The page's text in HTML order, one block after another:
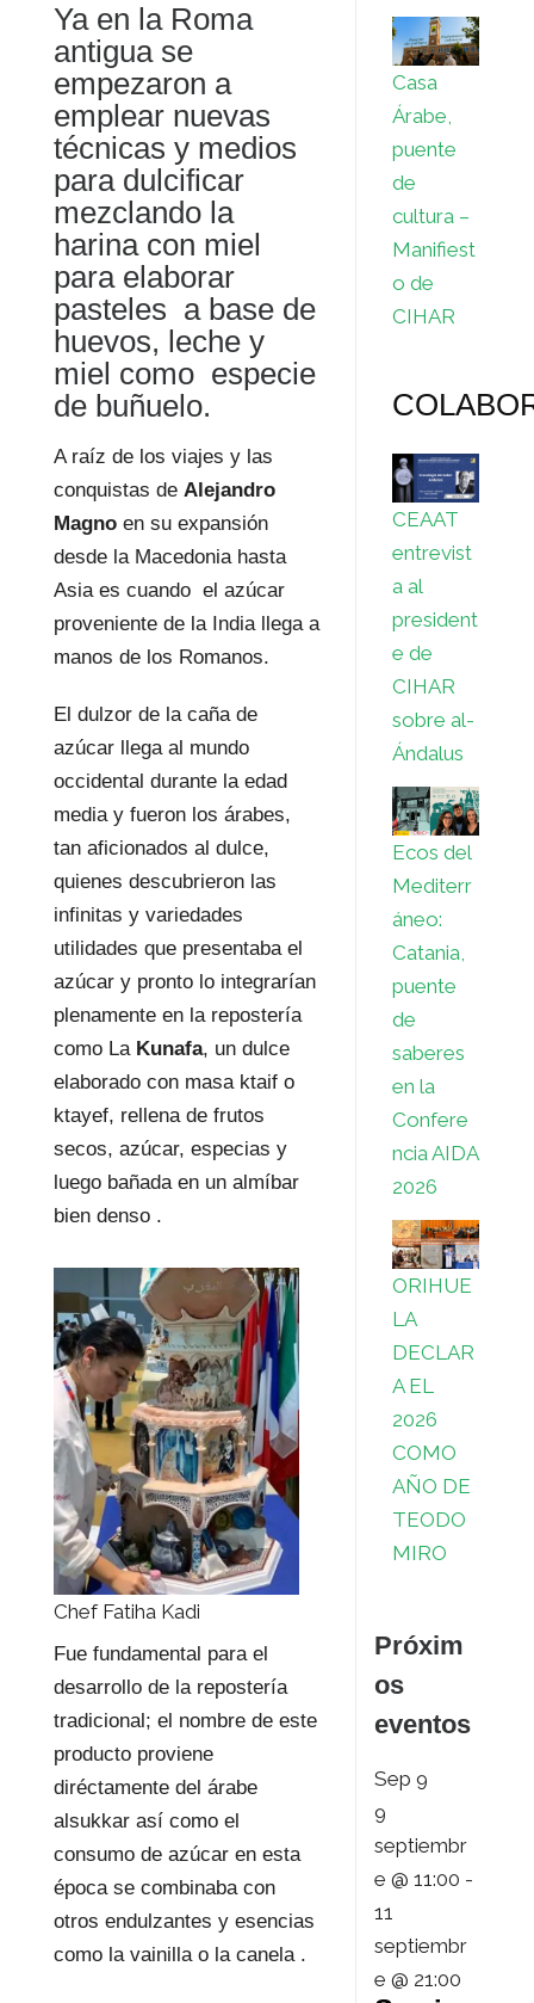
Ya en la Roma
antigua se
empezaron a
emplear nuevas
técnicas y medios
para dulcificar
mezclando la
harina con miel
para elaborar
pasteles a base de
huevos, leche y
miel como especie
de buñuelo.
A raíz de los viajes y las
conquistas de Alejandro
Magnoen su expansión
desde la Macedonia hasta
Asia es cuando el azúcar
proveniente de la India llega a
manos de los Romanos.
El dulzor de la caña de
azúcar llega al mundo
occidental durante la edad
media y fueron los árabes,
tan aficionados al dulce,
quienes descubrieron las
infinitas y variedades
utilidades que presentaba el
azúcar y pronto lo integrarían
plenamente en la repostería
como La Kunafa, un dulce
elaborado con masa ktaif o
ktayef, rellena de frutos
secos, azúcar, especias y
luego bañada en un almíbar
bien denso .
Chef Fatiha Kadi
Fue fundamental para el
desarrollo de la repostería
tradicional; el nombre de este
producto proviene
diréctamente del árabe
alsukkar así como el
consumo de azúcar en esta
época se combinaba con
otros endulzantes y esencias
como la vainilla o la canela .
Casa
Árabe,
puente
de
cultura –
Manifiest
o de
CIHAR
CEAAT
entrevist
a al
president
e de
CIHAR
sobre al-
Ándalus
Ecos del
Mediterr
áneo:
Catania,
puente
de
saberes
en la
Confere
ncia AIDA
2026
ORIHUE
LA
DECLAR
A EL
2026
COMO
AÑO DE
TEODO
MIRO
Próxim
os
eventos
Sep9
9
septiembr
e @ 11:00 -
11
septiembr
e @ 21:00